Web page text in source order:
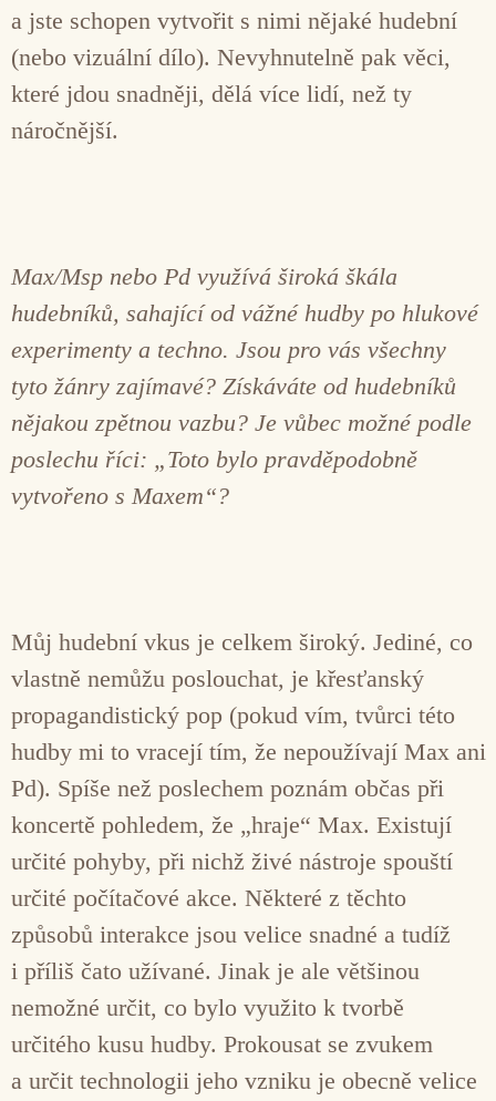
a jste schopen vytvořit s nimi nějaké hudební
(nebo vizuální dílo). Nevyhnutelně pak věci,
které jdou snadněji, dělá více lidí, než ty
náročnější.
Max/Msp nebo Pd využívá široká škála
hudebníků, sahající od vážné hudby po hlukové
experimenty a techno. Jsou pro vás všechny
tyto žánry zajímavé? Získáváte od hudebníků
nějakou zpětnou vazbu? Je vůbec možné podle
poslechu říci: „Toto bylo pravděpodobně
vytvořeno s Maxem“?
Můj hudební vkus je celkem široký. Jediné, co
vlastně nemůžu poslouchat, je křesťanský
propagandistický pop (pokud vím, tvůrci této
hudby mi to vracejí tím, že nepoužívají Max ani
Pd). Spíše než poslechem poznám občas při
koncertě pohledem, že „hraje“ Max. Existují
určité pohyby, při nichž živé nástroje spouští
určité počítačové akce. Některé z těchto
způsobů interakce jsou velice snadné a tudíž
i příliš čato užívané. Jinak je ale většinou
nemožné určit, co bylo využito k tvorbě
určitého kusu hudby. Prokousat se zvukem
a určit technologii jeho vzniku je obecně velice